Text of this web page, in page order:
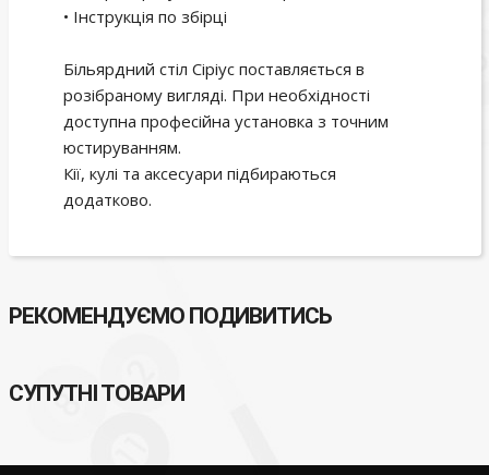
• Інструкція по збірці
Більярдний стіл Сіріус поставляється в
розібраному вигляді. При необхідності
доступна професійна установка з точним
юстируванням.
Кії, кулі та аксесуари підбираються
додатково.
РЕКОМЕНДУЄМО ПОДИВИТИСЬ
СУПУТНІ ТОВАРИ